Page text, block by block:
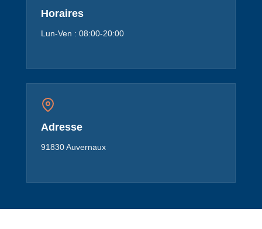
Horaires
Lun-Ven : 08:00-20:00
Adresse
91830 Auvernaux